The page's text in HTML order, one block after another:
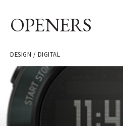
OPENERS
DESIGN / DIGITAL